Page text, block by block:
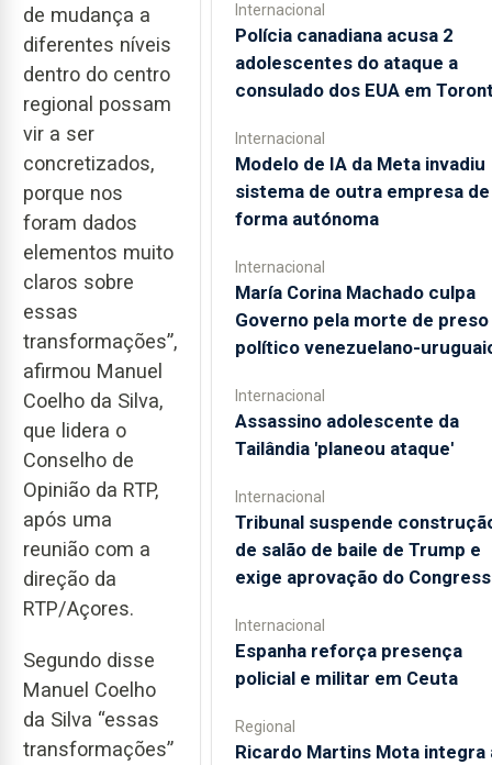
de mudança a
diferentes níveis
dentro do centro
regional possam
vir a ser
concretizados,
porque nos
foram dados
elementos muito
claros sobre
essas
transformações”,
afirmou Manuel
Coelho da Silva,
que lidera o
Conselho de
Opinião da RTP,
após uma
reunião com a
direção da
RTP/Açores.
Segundo disse
Manuel Coelho
da Silva “essas
transformações”
Internacional
Polícia canadiana acusa 2
adolescentes do ataque a
consulado dos EUA em
Internacional
Modelo de IA da Meta invadiu
sistema de outra empresa de
forma autónoma
Internacional
María Corina Machado culpa
Governo pela morte de preso
político venezuelano-
Internacional
Assassino adolescente da
Tailândia 'planeou ataque'
Internacional
Tribunal suspende
de salão de baile de Trump e
exige aprovação do
Internacional
Espanha reforça presença
policial e militar em Ceuta
Regional
Ricardo Martins Mota integra